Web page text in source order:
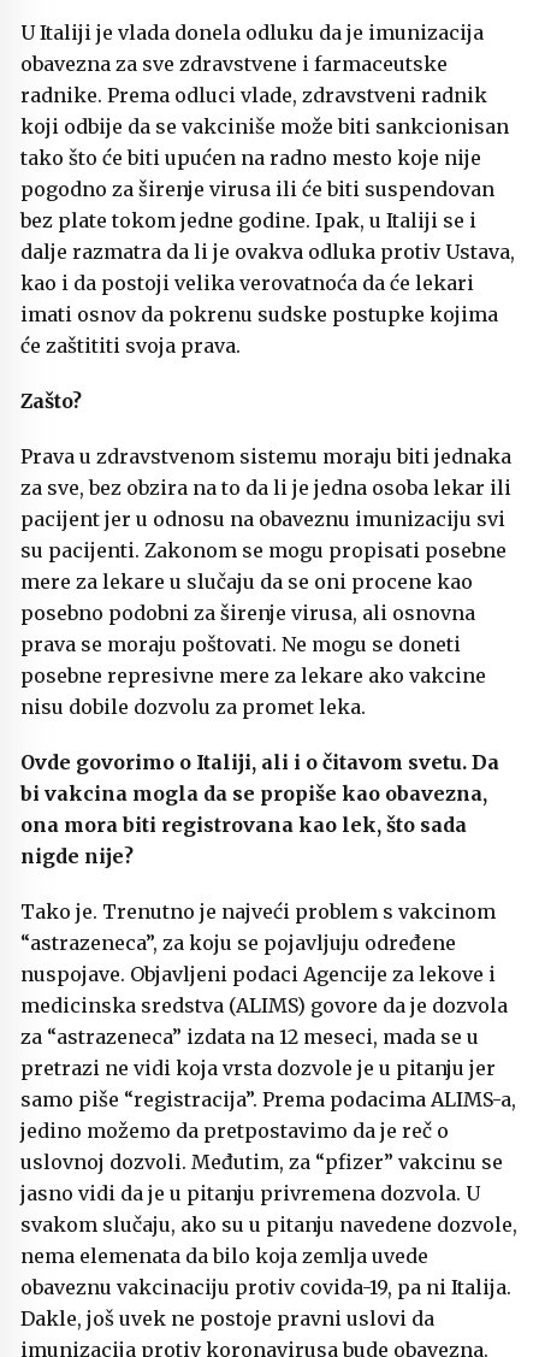
U Italiji je vlada donela odluku da je imunizacija
obavezna za sve zdravstvene i farmaceutske
radnike. Prema odluci vlade, zdravstveni radnik
koji odbije da se vakciniše može biti sankcionisan
tako što će biti upućen na radno mesto koje nije
pogodno za širenje virusa ili će biti suspendovan
bez plate tokom jedne godine. Ipak, u Italiji se i
dalje razmatra da li je ovakva odluka protiv Ustava,
kao i da postoji velika verovatnoća da će lekari
imati osnov da pokrenu sudske postupke kojima
će zaštititi svoja prava.
Zašto?
Prava u zdravstvenom sistemu moraju biti jednaka
za sve, bez obzira na to da li je jedna osoba lekar ili
pacijent jer u odnosu na obaveznu imunizaciju svi
su pacijenti. Zakonom se mogu propisati posebne
mere za lekare u slučaju da se oni procene kao
posebno podobni za širenje virusa, ali osnovna
prava se moraju poštovati. Ne mogu se doneti
posebne represivne mere za lekare ako vakcine
nisu dobile dozvolu za promet leka.
Ovde govorimo o Italiji, ali i o čitavom svetu. Da
bi vakcina mogla da se propiše kao obavezna,
ona mora biti registrovana kao lek, što sada
nigde nije?
Tako je. Trenutno je najveći problem s vakcinom
“astrazeneca”, za koju se pojavljuju određene
nuspojave. Objavljeni podaci Agencije za lekove i
medicinska sredstva (ALIMS) govore da je dozvola
za “astrazeneca” izdata na 12 meseci, mada se u
pretrazi ne vidi koja vrsta dozvole je u pitanju jer
samo piše “registracija”. Prema podacima ALIMS-a,
jedino možemo da pretpostavimo da je reč o
uslovnoj dozvoli. Međutim, za “pfizer” vakcinu se
jasno vidi da je u pitanju privremena dozvola. U
svakom slučaju, ako su u pitanju navedene dozvole,
nema elemenata da bilo koja zemlja uvede
obaveznu vakcinaciju protiv covida-19, pa ni Italija.
Dakle, još uvek ne postoje pravni uslovi da
imunizacija protiv koronavirusa bude obavezna.